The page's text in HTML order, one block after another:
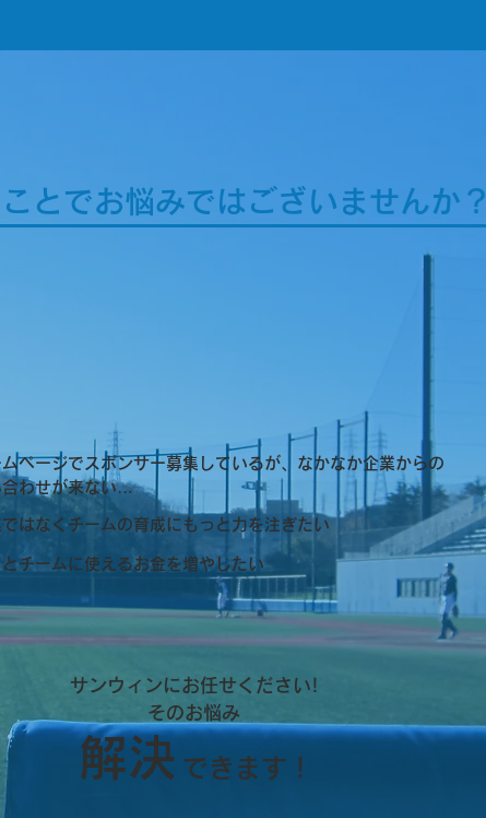
とでお悩みではございませんか？
ページでスポンサー募集しているが、なかなか企業からの
合わせが来ない…
ではなくチームの育成にもっと力を注ぎたい
とチームに使えるお金を増やしたい
サンウィンにお任せください!
​そのお悩み
解決 できます！